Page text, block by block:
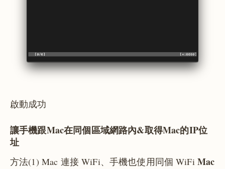
啟動成功
讓手機跟Mac在同個區域網路內&取得Mac的IP位
址
方法(1) Mac 連接 WiFi、手機也使用同個 WiFi Mac